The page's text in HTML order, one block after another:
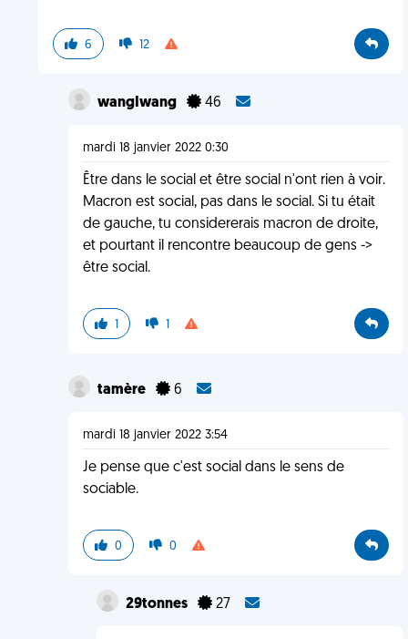
6 12
wangIwang 46
mardi 18 janvier 2022 0:30
Être dans le social et être social n'ont rien à voir.
Macron est social, pas dans le social. Si tu était
de gauche, tu considererais macron de droite,
et pourtant il rencontre beaucoup de gens ->
être social.
1 1
tamère 6
mardi 18 janvier 2022 3:54
Je pense que c'est social dans le sens de
sociable.
0 0
29tonnes 27